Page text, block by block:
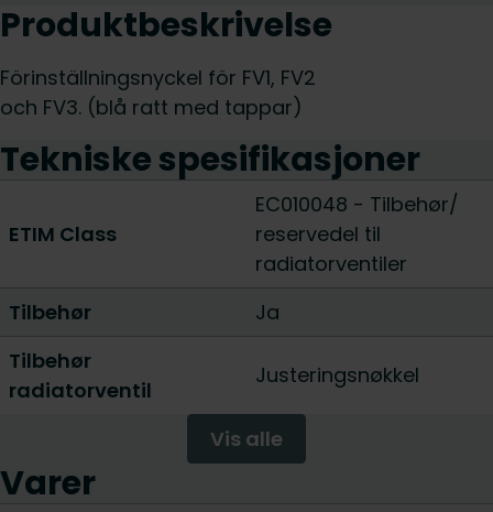
Produktbeskrivelse
Förinställningsnyckel för FV1, FV2
och FV3. (blå ratt med tappar)
Tekniske spesifikasjoner
ETIM Class
EC010048 - Tilbehør/
reservedel til
radiatorventiler
Tilbehør
Ja
Tilbehør
radiatorventil
Justeringsnøkkel
Vis alle
Varer